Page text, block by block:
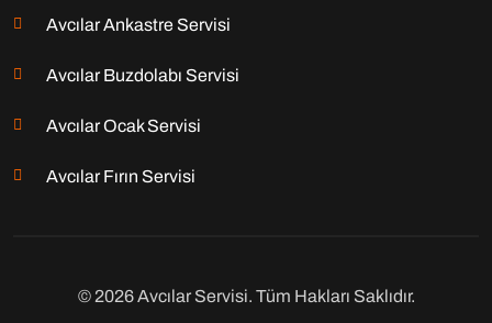
Avcılar Ankastre Servisi
Avcılar Buzdolabı Servisi
Avcılar Ocak Servisi
Avcılar Fırın Servisi
© 2026 Avcılar Servisi. Tüm Hakları Saklıdır.